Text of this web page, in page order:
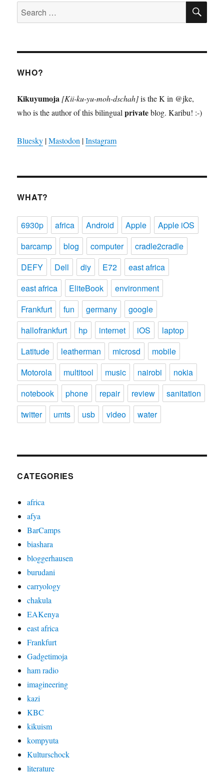
Search
for:
WHO?
Kikuyumoja [Kii-ku-yu-moh-dschah]is the K in @jke,
who is the author of this bilingualprivateblog. Karibu! :-)
Bluesky |Mastodon |Instagram
WHAT?
6930p africa Android Apple
Apple iOS
barcamp
blog computer
cradle2cradle
DEFY
Dell diy E72
east africa
east africa
EliteBook
environment
Frankfurt
fun germany
google
hallofrankfurt
hp internet iOS
laptop
Latitude
leatherman microsd
mobile
Motorola
multitool music nairobi
nokia
notebook
phone repair review
sanitation
twitter
umts usb video water
CATEGORIES
africa
afya
BarCamps
biashara
bloggerhausen
burudani
carryology
chakula
EAKenya
east africa
Frankfurt
Gadgetimoja
ham radio
imagineering
kazi
KBC
kikuism
kompyuta
Kulturschock
literature